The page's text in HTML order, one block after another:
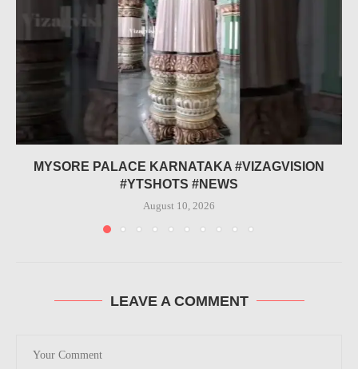
MYSORE PALACE KARNATAKA #VIZAGVISION
#YTSHOTS #NEWS
August 10, 2026
LEAVE A COMMENT